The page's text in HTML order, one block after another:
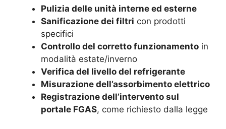
Pulizia delle unità interne ed esterne
Sanificazione dei filtri con prodotti
specifici
Controllo del corretto funzionamento in
modalità estate/inverno
Verifica del livello del refrigerante
Misurazione dell’assorbimento elettrico
Registrazione dell’intervento sul
portale FGAS, come richiesto dalla legge